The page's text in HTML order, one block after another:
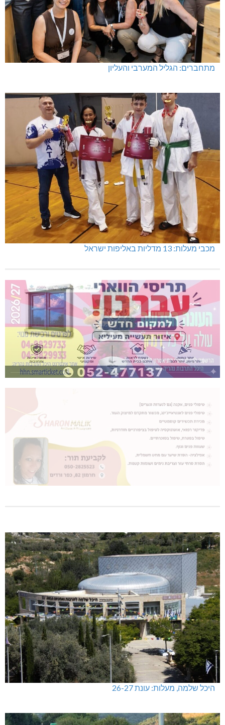
מתחברים: הגליל המערבי והעליון
מכבי מעלות: 13 מדליות באליפות ישראל
היכל שלמה, מעלות: עונת 26-27